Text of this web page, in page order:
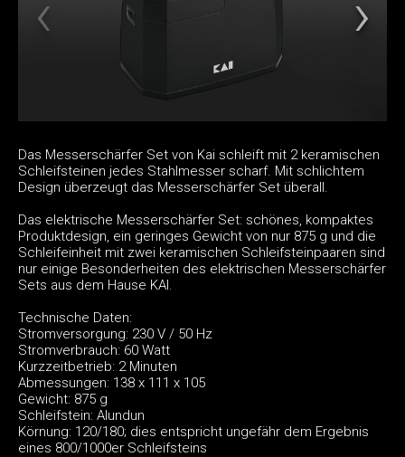
Das Messerschärfer Set von Kai schleift mit 2 keramischen
Schleifsteinen jedes Stahlmesser scharf. Mit schlichtem
Design überzeugt das Messerschärfer Set überall.
Das elektrische Messerschärfer Set: schönes, kompaktes
Produktdesign, ein geringes Gewicht von nur 875 g und die
Schleifeinheit mit zwei keramischen Schleifsteinpaaren sind
nur einige Besonderheiten des elektrischen Messerschärfer
Sets aus dem Hause KAI.
Technische Daten:
Stromversorgung: 230 V / 50 Hz
Stromverbrauch: 60 Watt
Kurzzeitbetrieb: 2 Minuten
Abmessungen: 138 x 111 x 105
Gewicht: 875 g
Schleifstein: Alundun
Körnung: 120/180; dies entspricht ungefähr dem Ergebnis
eines 800/1000er Schleifsteins